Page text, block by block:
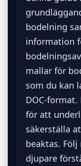
bodelning
information
mallar för
som du kan
DOC-
för att
säkerställa
beaktas.
djupare